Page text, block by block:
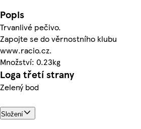
Popis
Trvanlivé pečivo.
Zapojte se do věrnostního klubu
www.racio.cz.
Množství: 0.23kg
Loga třetí strany
Zelený bod
Složení